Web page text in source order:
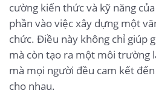
cường kiến thức và kỹ năng
phần vào việc xây dựng một
chức. Điều này không chỉ giúp
mà còn tạo ra một môi trường
mà mọi người đều cam kết
cho nhau.